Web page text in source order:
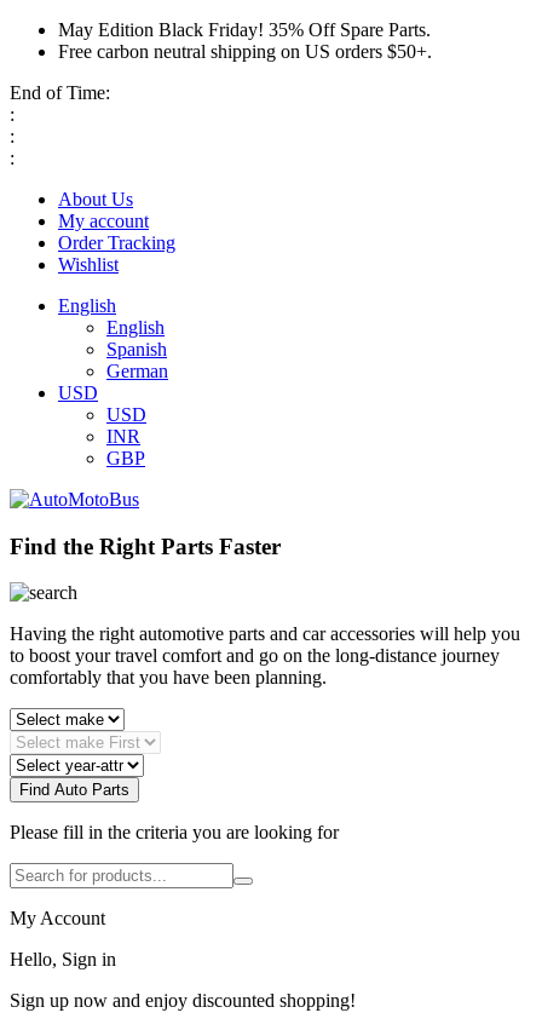
May Edition Black Friday! 35% Off Spare Parts.
Free carbon neutral shipping on US orders $50+.
End of Time:
:
:
:
About Us
My account
Order Tracking
Wishlist
English
English
Spanish
German
USD
USD
INR
GBP
Find the Right Parts Faster
Having the right automotive parts and car accessories will help you
to boost your travel comfort and go on the long-distance journey
comfortably that you have been planning.
Find Auto Parts
Please fill in the criteria you are looking for
My Account
Hello, Sign in
Sign up now and enjoy discounted shopping!